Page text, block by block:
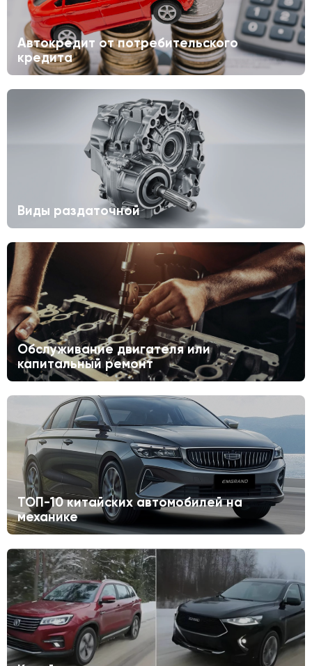
Автокредит от потребительского
кредита
Виды раздаточной
Обслуживание двигателя или
капитальный ремонт
ТОП-10 китайских автомобилей на
механике